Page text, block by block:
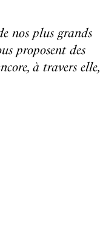
nos plus grands
proposent des
à travers elle,